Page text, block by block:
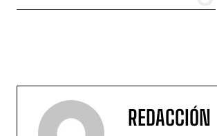
REDACCIÓN